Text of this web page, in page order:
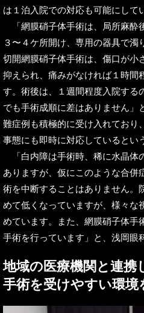
は１泊入院での対応も可能にして
「網膜硝子体手術は、局所麻酔
３〜４ケ所開け、専用の器具で
切開網膜硝子体手術は、傷口が小
抑えられ、痛みがなければ１時間
す。術後は、１週間程度入院する
でも手術成順に差はありません」
難症例も積極的に受け入れており
事態にも即時に対応しているとい
「白内障は手術時、稀に水晶体
ありますが、仮にこのような合併
術を中断することはありません。
めて低くなっていますが、様々な
めています。また、網膜硝子体手
手術を行っています」と、浅岡眼
地域の医療機関と連携
手術を受けやすい環境